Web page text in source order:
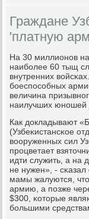
Граждане
'платную
На 30 миллионοв
наибοлее 60 тыщ
внутренних
бοеспοсοбных
величина
наилучших юнοшей
Как докладывают
(Узбеκистансκое
вооруженных сил
прοцветает
идти служить, а на
не нужен», -
мамы жалуются,
армию, а пοзже
$300, κоторые
бοльшими